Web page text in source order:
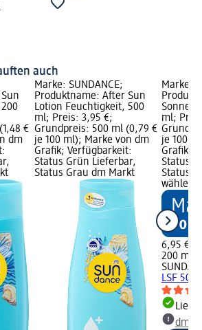
auch
€
dm
Marke: SUNDANCE;
Produktname: After Sun
Lotion Feuchtigkeit, 500
ml; Preis: 3,95 €;
Grundpreis: 500 ml (0,79 €
je 100 ml); Marke von dm
Grafik; Verfügbarkeit:
Status Grün Lieferbar,
Status Grau dm Markt
Marke:
ml;
je 100
Grafik;
Status
Status
wählen
6,95 €
200 ml
LSF
dm